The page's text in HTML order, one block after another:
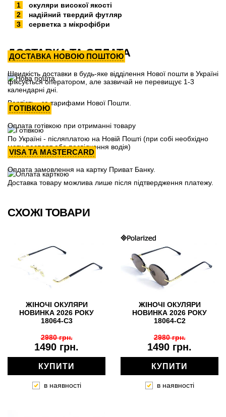
окуляри високої якості
надійний твердий футляр
серветка з мікрофібри
ДОСТАВКА ТА ОПЛАТА
ДОСТАВКА НОВОЮ ПОШТОЮ
Швидкість доставки в будь-яке відділення Нової пошти в Україні
фіксується оператором, але зазвичай не перевищує 1-3
календарні дні.
Вартість - за тарифами Нової Пошти.
ГОТІВКОЮ
Оплата готівкою при отриманні товару
По Україні - післяплатою на Новій Пошті (при собі необхідно
мати паспорт або посвідчення водія)
VISA ТА MASTERCARD
Оплата замовлення на картку Приват Банку.
Доставка товару можлива лише після підтвердження платежу.
СХОЖІ ТОВАРИ
ЖІНОЧІ ОКУЛЯРИ
НОВИНКА 2026 РОКУ
18064-C3
1490 грн.
2980 грн.
КУПИТИ
в наявності
ЖІНОЧІ ОКУЛЯРИ
НОВИНКА 2026 РОКУ
18064-C2
1490 грн.
2980 грн.
КУПИТИ
в наявності